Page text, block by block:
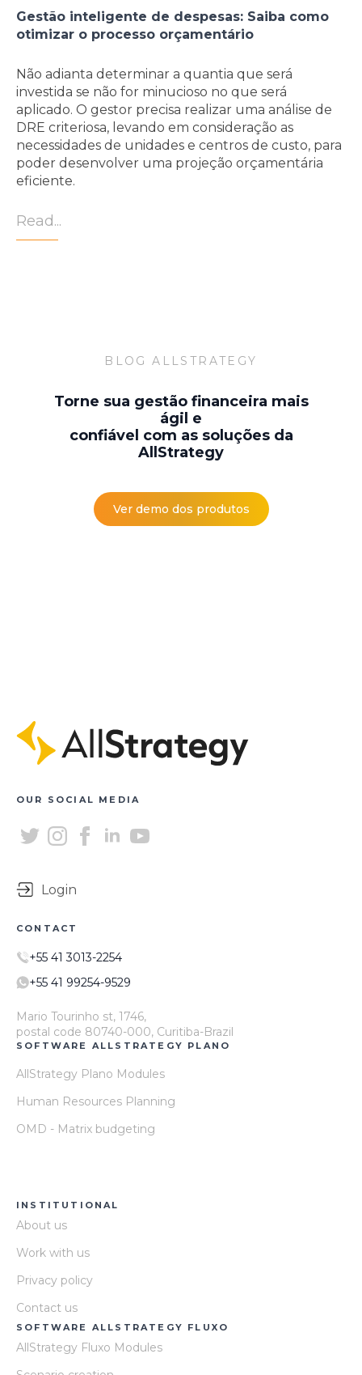
Gestão inteligente de despesas: Saiba como
otimizar o processo orçamentário
Não adianta determinar a quantia que será
investida se não for minucioso no que será
aplicado. O gestor precisa realizar uma análise de
DRE criteriosa, levando em consideração as
necessidades de unidades e centros de custo, para
poder desenvolver uma projeção orçamentária
eficiente.
Read...
BLOG ALLSTRATEGY
Torne sua gestão financeira mais
ágil e
confiável com as soluções da
AllStrategy
Ver demo dos produtos
OUR SOCIAL MEDIA
Login
CONTACT
+55 41 3013-2254
+55 41 99254-9529
Mario Tourinho st, 1746,
postal code 80740-000, Curitiba-Brazil
SOFTWARE ALLSTRATEGY PLANO
AllStrategy Plano Modules
Human Resources Planning
OMD - Matrix budgeting
INSTITUTIONAL
About us
Work with us
Privacy policy
Contact us
SOFTWARE ALLSTRATEGY FLUXO
AllStrategy Fluxo Modules